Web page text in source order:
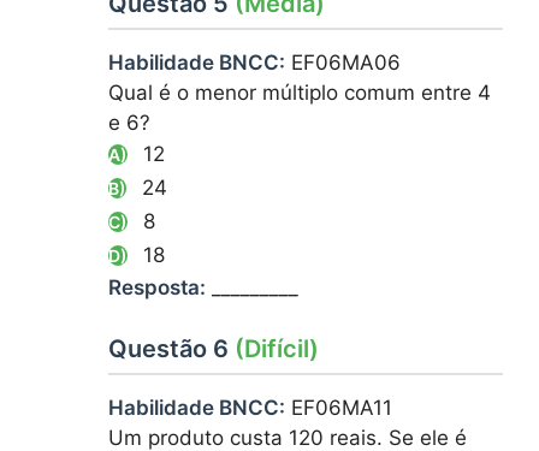
Habilidade BNCC: EF06MA06
Qual é o menor múltiplo comum entre 4
e 6?
A) 12
B) 24
C) 8
D)
18
Resposta:
Questão 6 (Difícil)
Habilidade BNCC: EF06MA11
Um produto custa 120 reais. Se ele é